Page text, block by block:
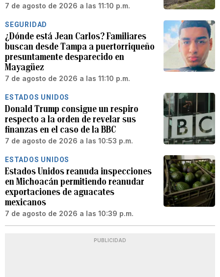
7 de agosto de 2026 a las 11:10 p.m.
SEGURIDAD
¿Dónde está Jean Carlos? Familiares
buscan desde Tampa a puertorriqueño
presuntamente desparecido en
Mayagüez
7 de agosto de 2026 a las 11:10 p.m.
ESTADOS UNIDOS
Donald Trump consigue un respiro
respecto a la orden de revelar sus
finanzas en el caso de la BBC
7 de agosto de 2026 a las 10:53 p.m.
ESTADOS UNIDOS
Estados Unidos reanuda inspecciones
en Michoacán permitiendo reanudar
exportaciones de aguacates
mexicanos
7 de agosto de 2026 a las 10:39 p.m.
PUBLICIDAD